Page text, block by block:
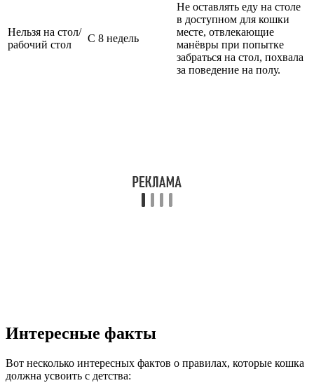
Нельзя на стол/
рабочий стол
С 8 недель
Не оставлять еду на столе
в доступном для кошки
месте, отвлекающие
манёвры при попытке
забраться на стол, похвала
за поведение на полу.
Интересные факты
Вот несколько интересных фактов о правилах, которые кошка
должна усвоить с детства: